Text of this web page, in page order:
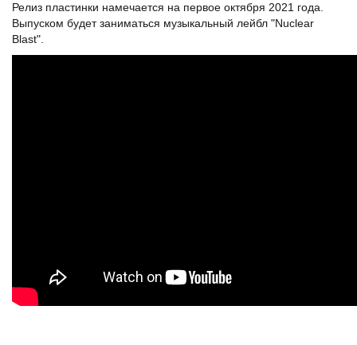
Релиз пластинки намечается на первое октября 2021 года.
Выпуском будет заниматься музыкальный лейбл "Nuclear
Blast".